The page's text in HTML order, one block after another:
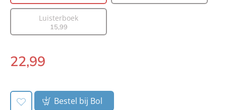
Luisterboek
15,99
Paperback:
22,99
Bestel bij Bol